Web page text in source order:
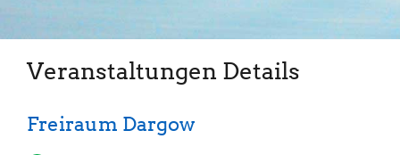
Veranstaltungen Details
Freiraum Dargow